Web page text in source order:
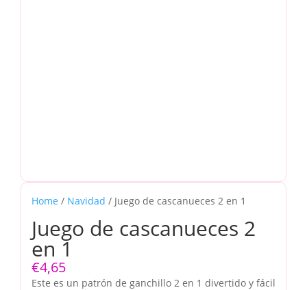
Home / Navidad / Juego de cascanueces 2 en 1
Juego de cascanueces 2
en 1
€4,65
Este es un patrón de ganchillo 2 en 1 divertido y fácil